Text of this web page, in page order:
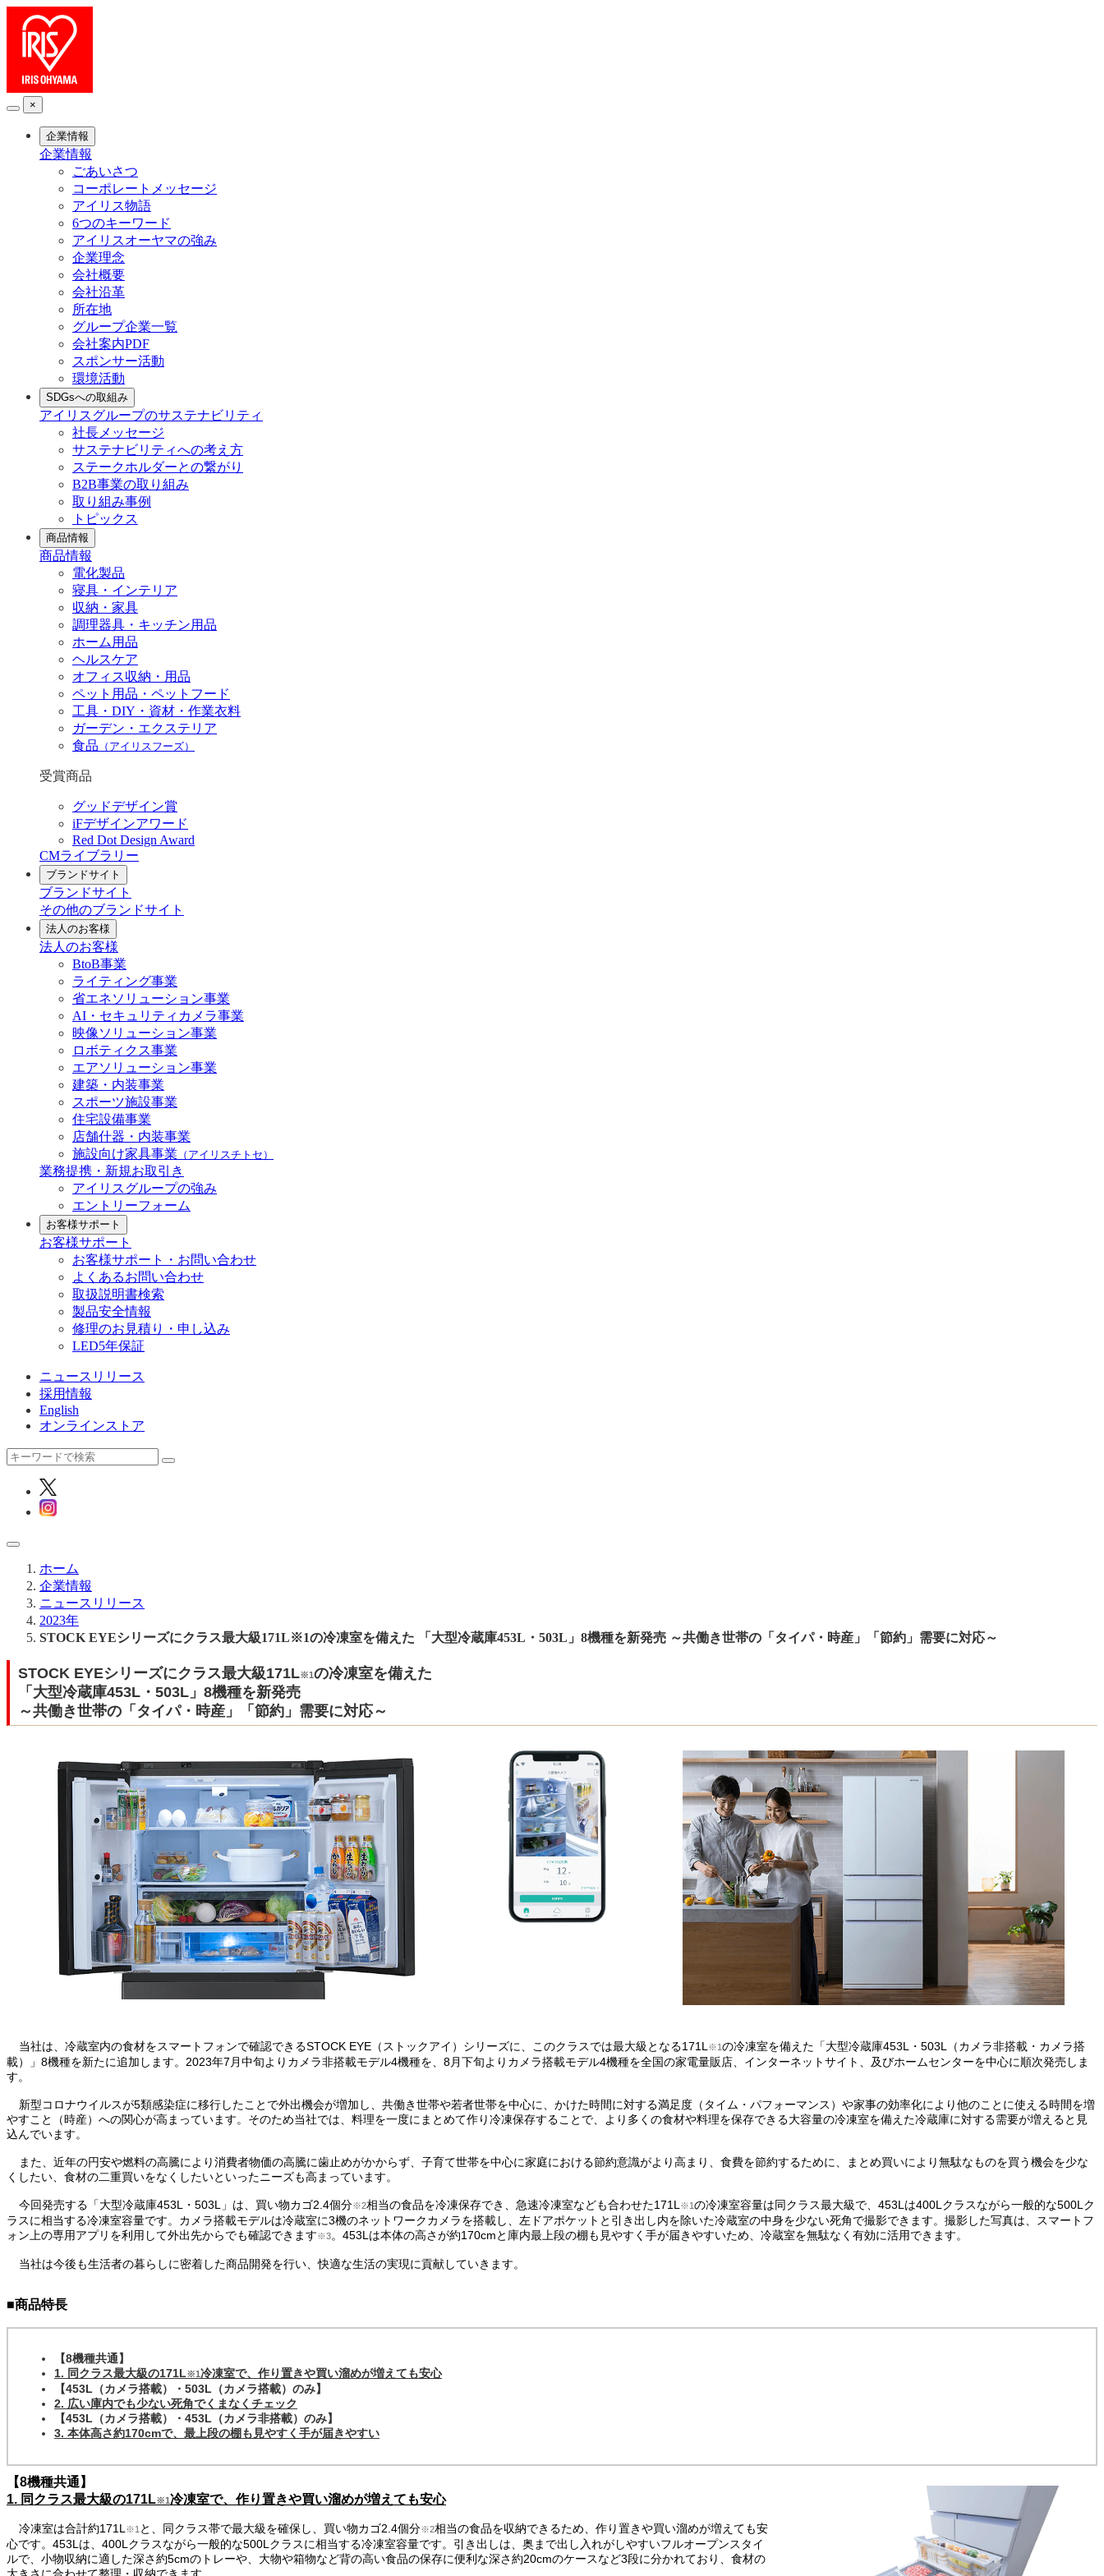
×
企業情報
企業情報
ごあいさつ
コーポレートメッセージ
アイリス物語
6つのキーワード
アイリスオーヤマの強み
企業理念
会社概要
会社沿革
所在地
グループ企業一覧
会社案内PDF
スポンサー活動
環境活動
SDGsへの取組み
アイリスグループのサステナビリティ
社長メッセージ
サステナビリティへの考え方
ステークホルダーとの繋がり
B2B事業の取り組み
取り組み事例
トピックス
商品情報
商品情報
電化製品
寝具・インテリア
収納・家具
調理器具・キッチン用品
ホーム用品
ヘルスケア
オフィス収納・用品
ペット用品・ペットフード
工具・DIY・資材・作業衣料
ガーデン・エクステリア
食品 （アイリスフーズ）
受賞商品
グッドデザイン賞
iFデザインアワード
Red Dot Design Award
CMライブラリー
ブランドサイト
ブランドサイト
その他のブランドサイト
法人のお客様
法人のお客様
BtoB事業
ライティング事業
省エネソリューション事業
AI・セキュリティカメラ事業
映像ソリューション事業
ロボティクス事業
エアソリューション事業
建築・内装事業
スポーツ施設事業
住宅設備事業
店舗什器・内装事業
施設向け家具事業 （アイリスチトセ）
業務提携・新規お取引き
アイリスグループの強み
エントリーフォーム
お客様サポート
お客様サポート
お客様サポート・お問い合わせ
よくあるお問い合わせ
取扱説明書検索
製品安全情報
修理のお見積り・申し込み
LED5年保証
ニュースリリース
採用情報
English
オンラインストア
ホーム
企業情報
ニュースリリース
2023年
STOCK EYEシリーズにクラス最大級171L※1の冷凍室を備えた 「大型冷蔵庫453L・503L」8機種を新発売 ～共働き世帯の「タイパ・時産」「節約」需要に対応～
STOCK EYEシリーズにクラス最大級171L※1の冷凍室を備えた
「大型冷蔵庫453L・503L」8機種を新発売
～共働き世帯の「タイパ・時産」「節約」需要に対応～
当社は、冷蔵室内の食材をスマートフォンで確認できるSTOCK EYE（ストックアイ）シリーズに、このクラスでは最大級となる171L ※1の冷凍室を備えた「大型冷蔵庫453L・503L（カメラ非搭載・カメラ搭
載）」8機種を新たに追加します。2023年7月中旬よりカメラ非搭載モデル4機種を、8月下旬よりカメラ搭載モデル4機種を全国の家電量販店、インターネットサイト、及びホームセンターを中心に順次発売しま
す。
新型コロナウイルスが5類感染症に移行したことで外出機会が増加し、共働き世帯や若者世帯を中心に、かけた時間に対する満足度（タイム・パフォーマンス）や家事の効率化により他のことに使える時間を増
やすこと（時産）への関心が高まっています。そのため当社では、料理を一度にまとめて作り冷凍保存することで、より多くの食材や料理を保存できる大容量の冷凍室を備えた冷蔵庫に対する需要が増えると見
込んでいます。
また、近年の円安や燃料の高騰により消費者物価の高騰に歯止めがかからず、子育て世帯を中心に家庭における節約意識がより高まり、食費を節約するために、まとめ買いにより無駄なものを買う機会を少な
くしたい、食材の二重買いをなくしたいといったニーズも高まっています。
今回発売する「大型冷蔵庫453L・503L」は、買い物カゴ2.4個分※2相当の食品を冷凍保存でき、急速冷凍室なども合わせた171L ※1の冷凍室容量は同クラス最大級で、453Lは400Lクラスながら一般的な500Lク
ラスに相当する冷凍室容量です。カメラ搭載モデルは冷蔵室に3機のネットワークカメラを搭載し、左ドアポケットと引き出し内を除いた冷蔵室の中身を少ない死角で撮影できます。撮影した写真は、スマートフ
ォン上の専用アプリを利用して外出先からでも確認できます※3。453Lは本体の高さが約170cmと庫内最上段の棚も見やすく手が届きやすいため、冷蔵室を無駄なく有効に活用できます。
当社は今後も生活者の暮らしに密着した商品開発を行い、快適な生活の実現に貢献していきます。
■商品特長
【8機種共通】
1. 同クラス最大級の171L※1冷凍室で、作り置きや買い溜めが増えても安心
【453L（カメラ搭載）・503L（カメラ搭載）のみ】
2. 広い庫内でも少ない死角でくまなくチェック
【453L（カメラ搭載）・453L（カメラ非搭載）のみ】
3. 本体高さ約170cmで、最上段の棚も見やすく手が届きやすい
【8機種共通】
1. 同クラス最大級の171L※1冷凍室で、作り置きや買い溜めが増えても安心
冷凍室は合計約171L ※1 と、同クラス帯で最大級を確保し、買い物カゴ2.4個分※2相当の食品を収納できるため、作り置きや買い溜めが増えても安
心です。453Lは、400Lクラスながら一般的な500Lクラスに相当する冷凍室容量です。引き出しは、奥まで出し入れがしやすいフルオープンスタイ
ルで、小物収納に適した深さ約5cmのトレーや、大物や箱物など背の高い食品の保存に便利な深さ約20cmのケースなど3段に分かれており、食材の
大きさに合わせて整理・収納できます。